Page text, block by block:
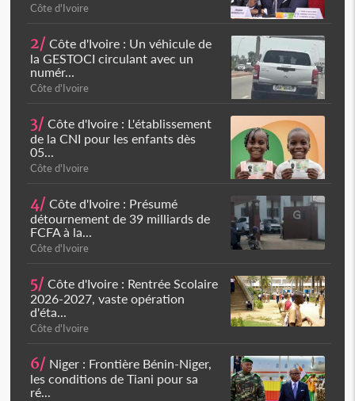
Côte d'Ivoire
2/ Côte d'Ivoire : Un véhicule de
la GESTOCI circulant avec un
numér...
Côte d'Ivoire
3/ Côte d'Ivoire : L'établissement
de la CNI pour les enfants dès
05...
Côte d'Ivoire
4/ Côte d'Ivoire : Présumé
détournement de 39 milliards de
FCFA à la...
Côte d'Ivoire
5/ Côte d'Ivoire : Rentrée Scolaire
2026-2027, vaste opération
d'éta...
Côte d'Ivoire
6/ Niger : Frontière Bénin-Niger,
les conditions de Tiani pour sa
ré...